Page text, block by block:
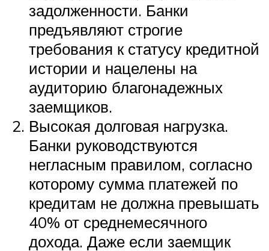
задолженности. Банки
предъявляют строгие
требования к статусу кредитной
истории и нацелены на
аудиторию благонадежных
заемщиков.
Высокая долговая нагрузка.
Банки руководствуются
негласным правилом, согласно
которому сумма платежей по
кредитам не должна превышать
40% от среднемесячного
дохода. Даже если заемщик